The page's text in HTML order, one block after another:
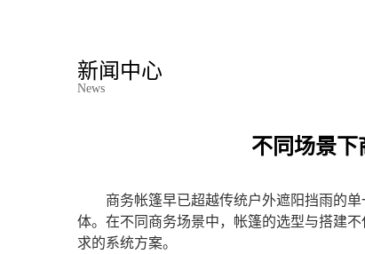
新闻中心
News
不同场景下
商务帐篷早已超越传统户外遮阳挡雨的
体。在不同商务场景中，帐篷的选型与搭建
求的系统方案。